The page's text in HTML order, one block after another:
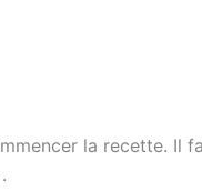
la recette. Il